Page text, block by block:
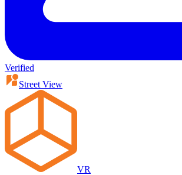
Verified
Street View
VR